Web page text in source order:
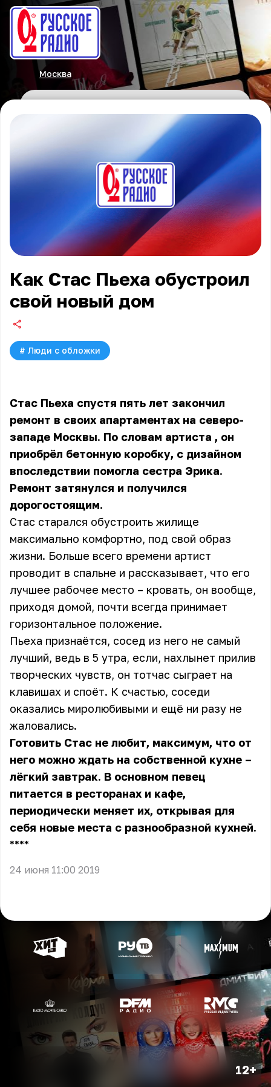
Москва
Как Стас Пьеха обустроил
свой новый дом
# Люди с обложки
Стас Пьеха спустя пять лет закончил
ремонт в своих апартаментах на северо-
западе Москвы. По словам артиста , он
приобрёл бетонную коробку, с дизайном
впоследствии помогла сестра Эрика.
Ремонт затянулся и получился
дорогостоящим.
Стас старался обустроить жилище
максимально комфортно, под свой образ
жизни. Больше всего времени артист
проводит в спальне и рассказывает, что его
лучшее рабочее место – кровать, он вообще,
приходя домой, почти всегда принимает
горизонтальное положение.
Пьеха признаётся, сосед из него не самый
лучший, ведь в 5 утра, если, нахлынет прилив
творческих чувств, он тотчас сыграет на
клавишах и споёт. К счастью, соседи
оказались миролюбивыми и ещё ни разу не
жаловались.
Готовить Стас не любит, максимум, что от
него можно ждать на собственной кухне –
лёгкий завтрак. В основном певец
питается в ресторанах и кафе,
периодически меняет их, открывая для
себя новые места с разнообразной кухней.
** **
24 июня 11:00 2019
12+